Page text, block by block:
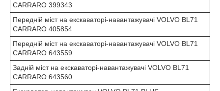
CARRARO 399343
Передній міст на екскаваторі-навантажувачі VOLVO BL71
CARRARO 405854
Передній міст на екскаваторі-навантажувачі VOLVO BL71
CARRARO 643559
Задній міст на екскаваторі-навантажувачі VOLVO BL71
CARRARO 643560